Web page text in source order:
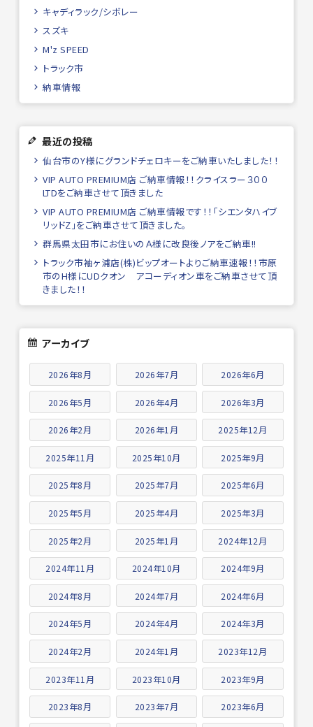
キャディラック/シボレー
スズキ
M'z SPEED
トラック市
納車情報
最近の投稿
仙台市のY様にグランドチェロキーをご納車いたしました！！
VIP AUTO PREMIUM店 ご納車情報！！クライスラー３００
LTDをご納車させて頂きました
VIP AUTO PREMIUM店 ご納車情報です！！「シエンタハイブ
リッドZ」をご納車させて頂きました。
群馬県太田市にお住いのＡ様に改良後ノアをご納車!!
トラック市袖ヶ浦店(株)ビップオートよりご納車速報！！市原
市のH様にUDクオン アコーディオン車をご納車させて頂
きました！！
アーカイブ
2026年8月 2026年7月 2026年6月
2026年5月 2026年4月 2026年3月
2026年2月 2026年1月 2025年12月
2025年11月 2025年10月 2025年9月
2025年8月 2025年7月 2025年6月
2025年5月 2025年4月 2025年3月
2025年2月 2025年1月 2024年12月
2024年11月 2024年10月 2024年9月
2024年8月 2024年7月 2024年6月
2024年5月 2024年4月 2024年3月
2024年2月 2024年1月 2023年12月
2023年11月 2023年10月 2023年9月
2023年8月 2023年7月 2023年6月